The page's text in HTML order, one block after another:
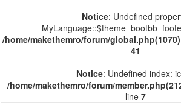
Notice: Undefined
/home/makethemro/forum/
41
Notice: Undefined index:
/home/makethemro/forum/
line 7